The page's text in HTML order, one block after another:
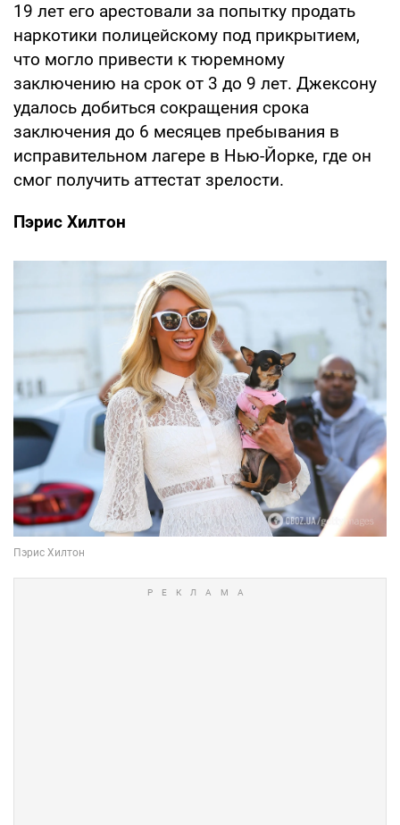
19 лет его арестовали за попытку продать
наркотики полицейскому под прикрытием,
что могло привести к тюремному
заключению на срок от 3 до 9 лет. Джексону
удалось добиться сокращения срока
заключения до 6 месяцев пребывания в
исправительном лагере в Нью-Йорке, где он
смог получить аттестат зрелости.
Пэрис Хилтон